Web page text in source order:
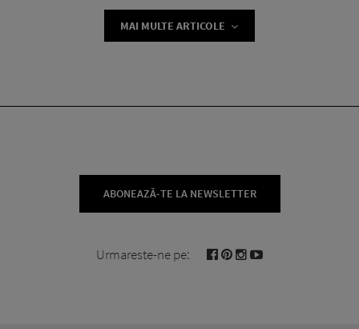
MAI MULTE ARTICOLE
ABONEAZĂ-TE LA NEWSLETTER
Urmareste-ne pe: